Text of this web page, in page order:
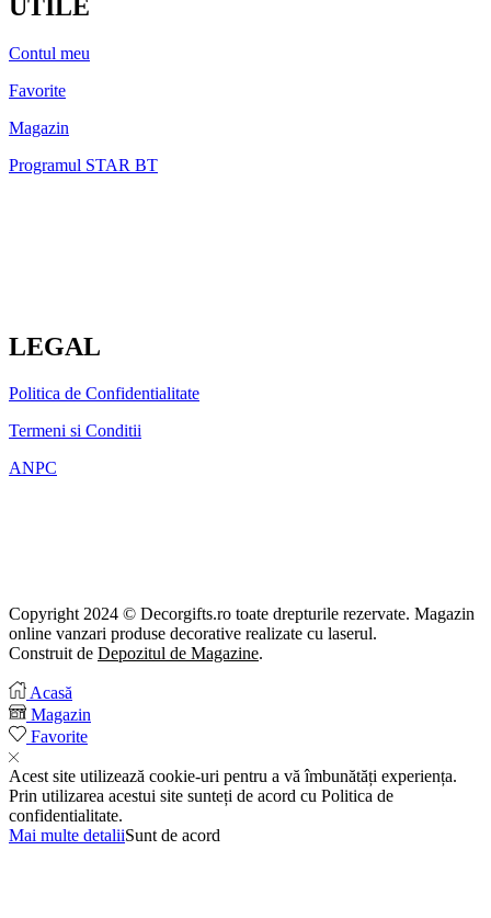
UTILE
Contul meu
Favorite
Magazin
Programul STAR BT
LEGAL
Politica de Confidentialitate
Termeni si Conditii
ANPC
Copyright 2024 © Decorgifts.ro toate drepturile rezervate. Magazin
online vanzari produse decorative realizate cu laserul.
Construit de Depozitul de Magazine.
Acasă
Magazin
Favorite
Acest site utilizează cookie-uri pentru a vă îmbunătăți experiența.
Prin utilizarea acestui site sunteți de acord cu Politica de
confidentialitate.
Mai multe detaliiSunt de acord